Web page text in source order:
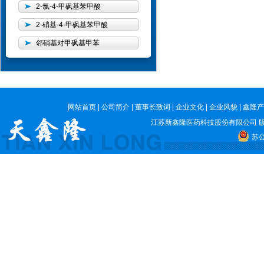
2-氯-4-甲砜基苯甲酸
2-硝基-4-甲砜基苯甲酸
邻硝基对甲砜基甲苯
网站首页 公司简介 董事长致词 企业文化 企业风貌
鑫隆
江苏新鑫隆医药科技股份有限公司
苏